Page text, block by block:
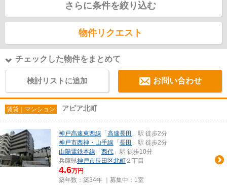
さらに条件を絞り込む
物件リクエスト
チェックした物件をまとめて
検討リストに追加 お問い合わせ
賃貸｜マンション アピア北町
神戸高速東西線 「 高速長田 」駅 徒歩2分
神戸市西神・山手線 「 長田 」駅 徒歩2分
山陽電鉄本線 「 西代 」駅 徒歩10分
兵庫県神戸市長田区北町 ２丁目
4.6万円
築年数：築34年 ｜募集中： 1室